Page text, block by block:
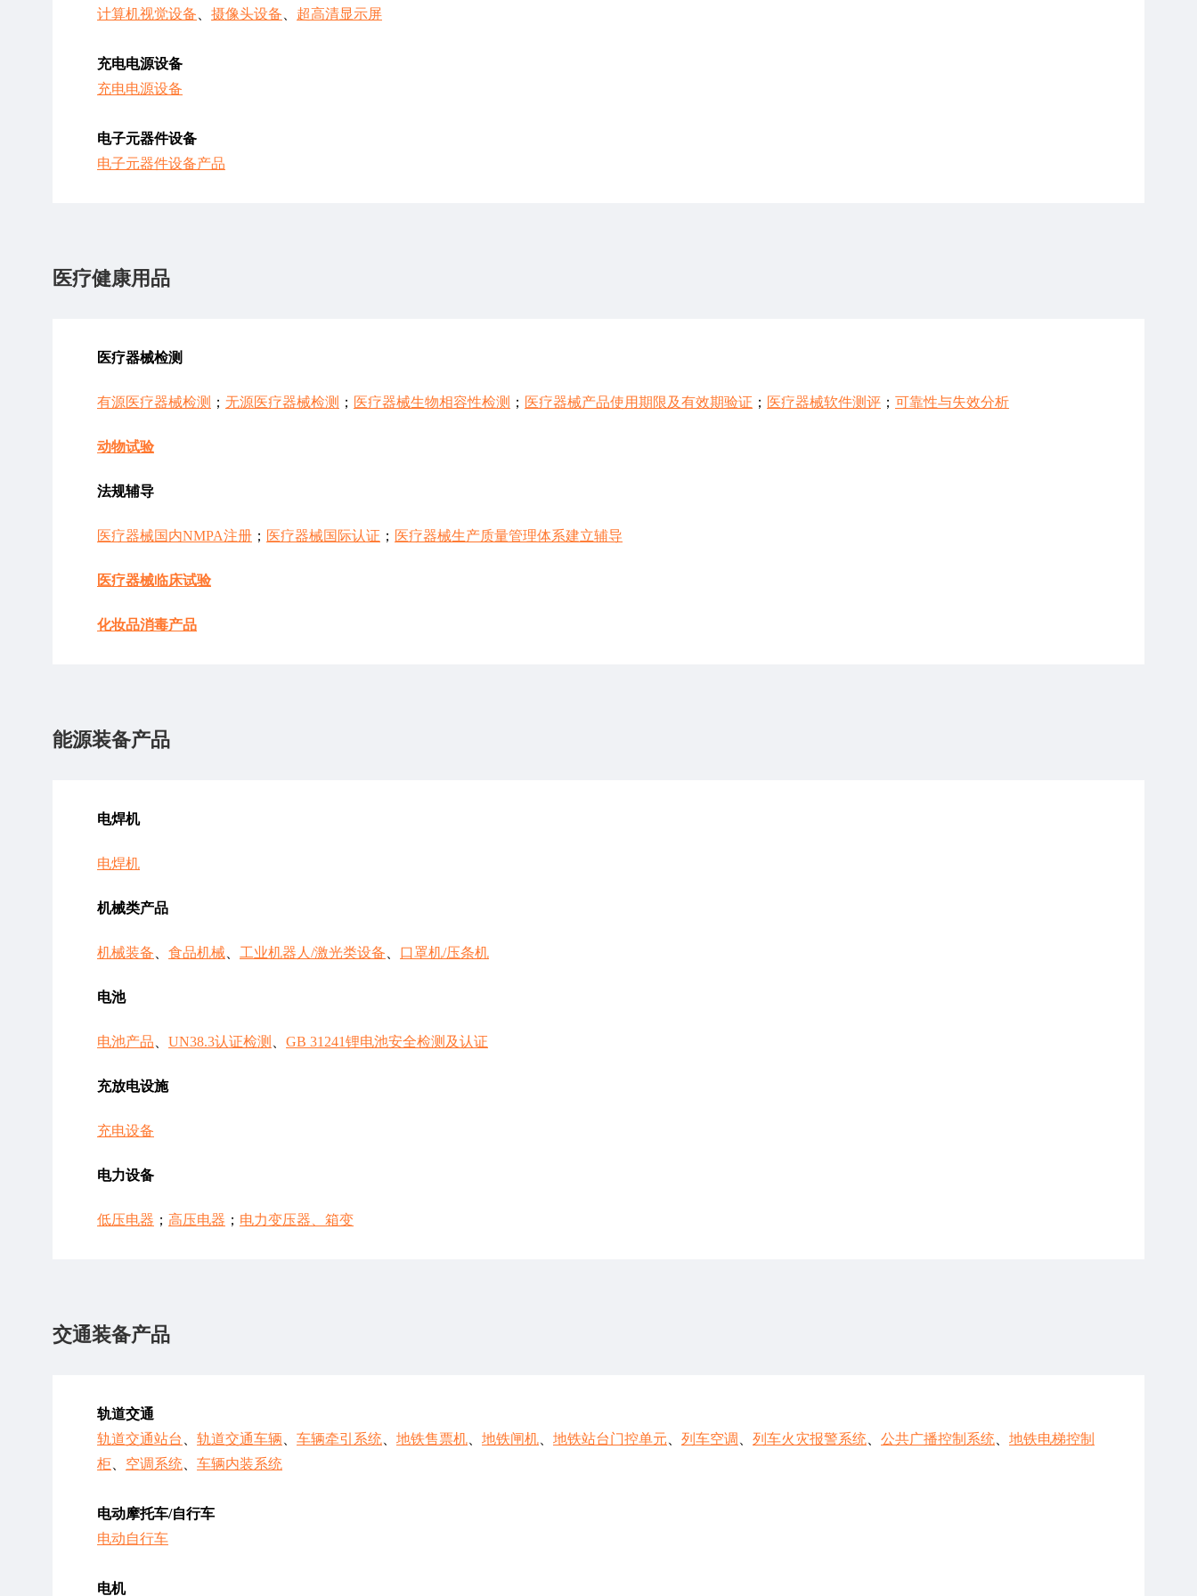
计算机视觉设备
摄像头设备 超高清显示屏
充电电源设备
充电电源设备
电子元器件设备
电子元器件设备产品
医疗健康用品
医疗器械检测
有源医疗器械检测 ； 无源医疗器械检测 ； 医疗器械生物相容性检测 ； 医疗器械产品使用期限及有效期验证 ； 医疗器械软件测评 ； 可靠性与失效分析
动物试验
法规辅导
医疗器械国内NMPA注册 ； 医疗器械国际认证 ； 医疗器械生产质量管理体系建立辅导
医疗器械临床试验
化妆品消毒产品
能源装备产品
电焊机
电焊机
机械类产品
机械装备 食品机械 工业机器人/激光类设备 口罩机/压条机
电池
电池产品 UN38.3认证检测 GB 31241锂电池安全检测及认证
充放电设施
充电设备
电力设备
低压电器 ； 高压电器 ； 电力变压器、箱变
交通装备产品
轨道交通
轨道交通站台
轨道交通车辆 车辆牵引系统 地铁售票机 地铁闸机 地铁站台门控单元 列车空调 列车火灾报警系统 公共广播控制系统
地铁电梯控制
柜
空调系统 车辆内装系统
电动摩托车/自行车
电动自行车
电机